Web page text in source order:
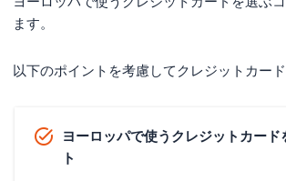
ます。
以下のポイントを考慮してクレジットカード
ヨーロッパで使うクレジットカード
ト